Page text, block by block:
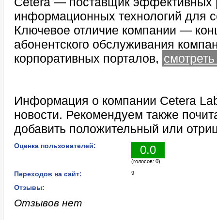
информационных технологий для
Ключевое отличие компании —
абонентского обслуживания
корпоративных порталов,
Информация о компании Cetera
новости. Рекомендуем также
добавить положительный или
Оценка пользователей: 0.0
(голосов: 0)
Переходов на сайт: 9
Отзывы:
Отзывов нет